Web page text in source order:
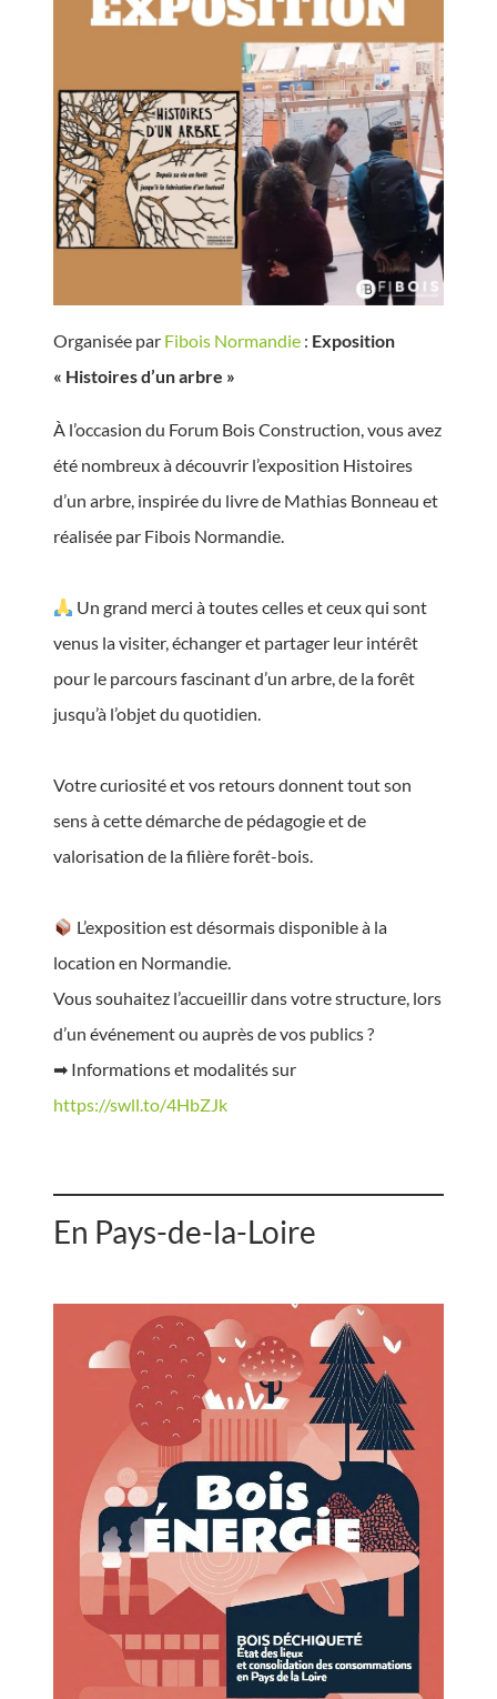
Organisée par Fibois Normandie : Exposition
« Histoires d’un arbre »
À l’occasion du Forum Bois Construction, vous avez
été nombreux à découvrir l’exposition Histoires
d’un arbre, inspirée du livre de Mathias Bonneau et
réalisée par Fibois Normandie.
Un grand merci à toutes celles et ceux qui sont
venus la visiter, échanger et partager leur intérêt
pour le parcours fascinant d’un arbre, de la forêt
jusqu’à l’objet du quotidien.
Votre curiosité et vos retours donnent tout son
sens à cette démarche de pédagogie et de
valorisation de la filière forêt-bois.
L’exposition est désormais disponible à la
location en Normandie.
Vous souhaitez l’accueillir dans votre structure, lors
d’un événement ou auprès de vos publics ?
➡ Informations et modalités sur
https://swll.to/4HbZJk
En Pays-de-la-Loire